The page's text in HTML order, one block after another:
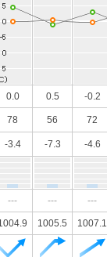
0.0 0.5 -0.2
78 56 72
-3.4 -7.3 -4.6
--- --- ---
1005.5 1007.1